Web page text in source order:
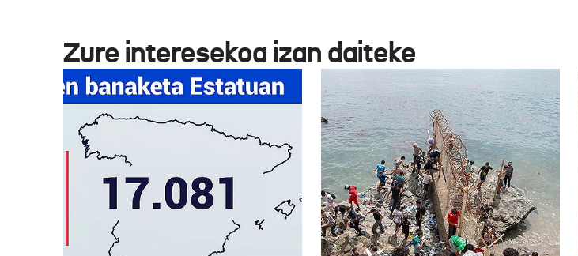
Zure interesekoa izan daiteke